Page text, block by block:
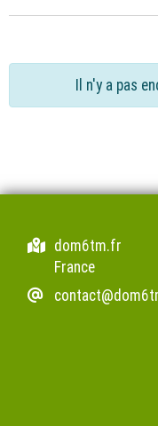
Il n'y a pas
dom6tm.fr
France